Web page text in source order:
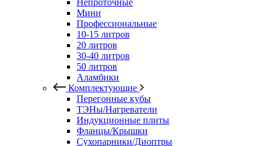
Непроточные
Мини
Профессиональные
10-15 литров
20 литров
30-40 литров
50 литров
Аламбики
Комплектующие
Перегонные кубы
ТЭНы/Нагреватели
Индукционные плиты
Фланцы/Крышки
Сухопарники/Диоптры